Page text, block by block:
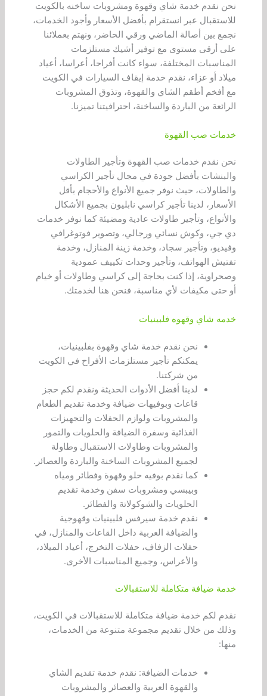
نحن نقدم خدمة شاي وقهوة ومشروبات ساخنه بالكويت
للاستقبال عبر انستقرام بأفضل الأسعار وأجود الخدمات،
نجمع بين أصالة الماضي ورقي الحاضر، ونهتم بعملائنا
على أرقى مستوى مع توفير أشيك مستلزمات
المناسبات المختلفة، سواء كانت أفراحا، أعراسا، أعياد
ميلاد أو عزاء، نقدم خدمة إيقاف السيارات في الكويت
مع أفخم أطقم الشاي والقهوة، وتذوق المشروبات
الرائعة من الباردة والساخنة، احترافيتنا تميزنا.
خدمات صب القهوة
نحن نقدم خدمات صب القهوة وتأجير الطاولات
والبنشات بأفضل جودة في مجال تأجير الكراسي
والطاولات، حيث نوفر جميع الأنواع والأحجام بأقل
الأسعار، لدينا تأجير كراسي نابليون بجميع الأشكال
والأنواع، وتأجير طاولات عادية ومضيئة كما نوفر خدمات
دي جي، وكوش نسائي ورجالي، وتصوير فوتوغرافي
وفيديو، وتأجير سجاد، وخدمة زينة المنازل، وخدمة
تفتيش الهواتف، وتأجير وحدات تكييف عمودية
وصحراوية، إذا كنت بحاجة إلى كراسي وطاولات أو خيام
أو حتى مكيفات لأي مناسبة، فنحن هنا لخدمتك.
خدمه شاي وقهوه فلبينيات
نحن نقدم خدمة شاي وقهوة بفلبينيات،
يمكنكم تأجير مستلزمات الأفراح في الكويت
من شركتنا.
لدينا أفضل الأدوات الحديثة ونقدم لكم حجز
قاعات وبوفيهات ضيافة وخدمة تقديم الطعام
والمشروبات ولوازم الحفلات والتجهيزات
الغذائية وسفرة الضيافة والحلويات والتمور
والمشروبات وطاولات الاستقبال وطاولة
لجميع المشروبات الساخنة والباردة والعصائر.
كما نقدم بوفيه حلو وقهوة وفطائر ومياه
وبيبسي ومشروبات سفن وخدمة تقديم
الحلويات والشوكولاتة والفطائر.
نقدم خدمة سيرفس فلبينيات وقهوجية
والضيافة العربية داخل القاعات والمنازل، في
حفلات الزفاف، حفلات التخرج، أعياد الميلاد،
والأعراس، وجميع المناسبات الأخرى.
خدمة ضيافة متكاملة للاستقبالات
نقدم لكم خدمة ضيافة متكاملة للاستقبالات في الكويت،
وذلك من خلال تقديم مجموعة متنوعة من الخدمات،
منها:
خدمات الضيافة: نقدم خدمة تقديم الشاي
والقهوة العربية والعصائر والمشروبات